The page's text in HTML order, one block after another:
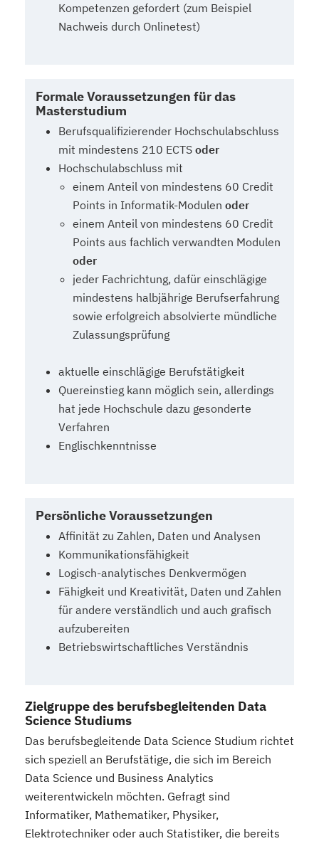
Kompetenzen gefordert (zum Beispiel
Nachweis durch Onlinetest)
Formale Voraussetzungen für das
Masterstudium
Berufsqualifizierender Hochschulabschluss
mit mindestens 210 ECTS oder
Hochschulabschluss mit
einem Anteil von mindestens 60 Credit
Points in Informatik-Modulen oder
einem Anteil von mindestens 60 Credit
Points aus fachlich verwandten Modulen
oder
jeder Fachrichtung, dafür einschlägige
mindestens halbjährige Berufserfahrung
sowie erfolgreich absolvierte mündliche
Zulassungsprüfung
aktuelle einschlägige Berufstätigkeit
Quereinstieg kann möglich sein, allerdings
hat jede Hochschule dazu gesonderte
Verfahren
Englischkenntnisse
Persönliche Voraussetzungen
Affinität zu Zahlen, Daten und Analysen
Kommunikationsfähigkeit
Logisch-analytisches Denkvermögen
Fähigkeit und Kreativität, Daten und Zahlen
für andere verständlich und auch grafisch
aufzubereiten
Betriebswirtschaftliches Verständnis
Zielgruppe des berufsbegleitenden Data
Science Studiums
Das berufsbegleitende Data Science Studium richtet
sich speziell an Berufstätige, die sich im Bereich
Data Science und Business Analytics
weiterentwickeln möchten. Gefragt sind
Informatiker, Mathematiker, Physiker,
Elektrotechniker oder auch Statistiker, die bereits